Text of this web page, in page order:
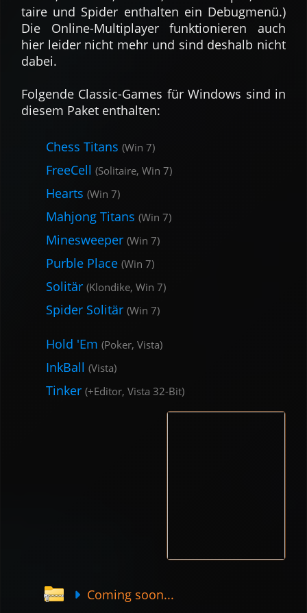
taire und Spider ent­halten ein Debug­menü.)
Die Online-Multi­player funk­tionie­ren auch
hier leider nicht mehr und sind deshalb nicht
dabei.
Fol­gende Classic-Games für Windows sind in
diesem Paket ent­halten:
Chess Titans (Win 7)
FreeCell (Solitaire, Win 7)
Hearts (Win 7)
Mahjong Titans (Win 7)
Minesweeper (Win 7)
Purble Place (Win 7)
Solitär (Klondike, Win 7)
Spider Solitär (Win 7)
Hold 'Em (Poker, Vista)
InkBall (Vista)
Tinker (+Editor, Vista 32-Bit)
Coming soon...